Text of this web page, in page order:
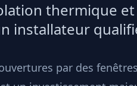
thermique
installateur
par des